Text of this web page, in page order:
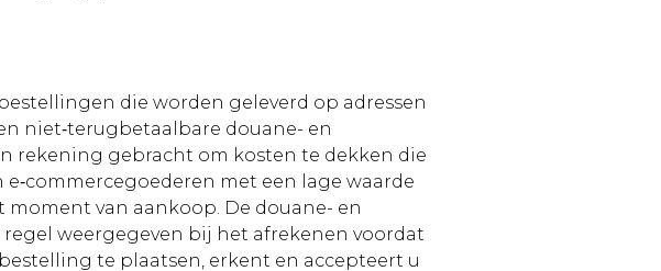
die worden geleverd op adressen
niet‑terugbetaalbare douane- en
rekening gebracht om kosten te dekken die
met een lage waarde
van aankoop. De douane- en
weergegeven bij het afrekenen voordat
te plaatsen, erkent en accepteert u